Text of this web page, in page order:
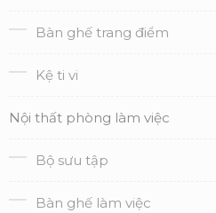
Bàn ghế trang điểm
Kệ ti vi
Nội thất phòng làm việc
Bộ sưu tập
Bàn ghế làm việc